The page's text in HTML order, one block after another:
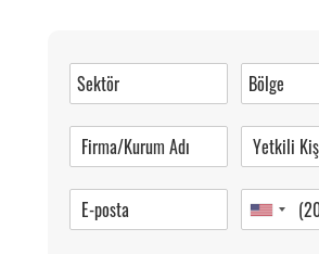
0 (216) 462 49 34
Pazartesi-Cumartesi 09.00-20.00